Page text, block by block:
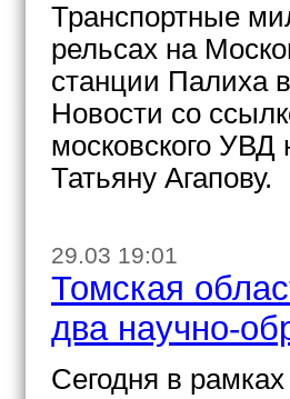
Транспортные
рельсах на
станции Палиха
Новости со
московского УВД
Татьяну Агапову.
29.03 19:01
Томская
два научно-
Сегодня в